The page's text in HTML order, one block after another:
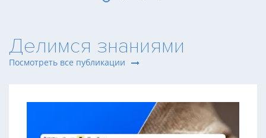
Делимся знаниями
Посмотреть все публикации